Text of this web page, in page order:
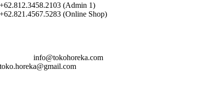
+62.812.3458.2103 (Admin 1)
+62.821.4567.5283 (Online Shop)
info@tokohoreka.com
toko.horeka@gmail.com